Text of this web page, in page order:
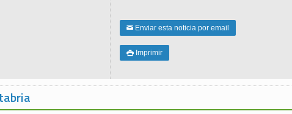
✉ Enviar esta noticia por email
 Imprimir